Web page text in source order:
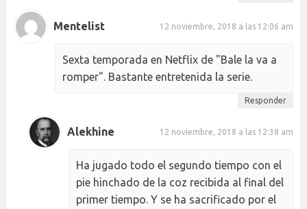
Mentelist 12 noviembre, 2018 a las 12:06 am
Sexta temporada en Netflix de "Bale la va a
romper". Bastante entretenida la serie.
Responder
Alekhine 12 noviembre, 2018 a las 12:38 am
Ha jugado todo el segundo tiempo con el
pie hinchado de la coz recibida al final del
primer tiempo. Y se ha sacrificado por el